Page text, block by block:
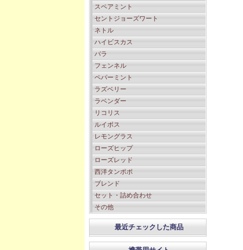
スペアミント
セントジョーズワート
ネトル
ハイビスカス
バラ
フェンネル
ペパーミント
ラズベリー
ラベンダー
リコリス
ルイボス
レモングラス
ローズヒップ
ローズレッド
西洋タンポポ
ブレンド
セット・詰め合わせ
その他
最近チェックした商品